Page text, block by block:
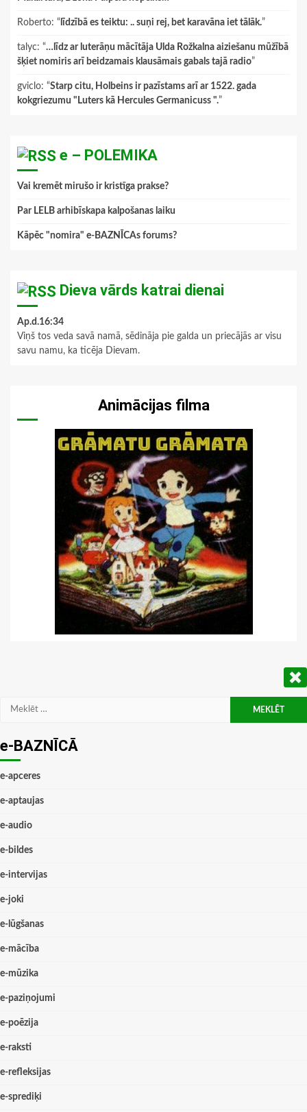
Roberto: “ līdzībā es teiktu: .. suņi rej, bet karavāna iet tālāk.”
talyc: “…līdz ar luterāņu mācītāja Ulda Rožkalna aiziešanu mūžībā
šķiet nomiris arī beidzamais klausāmais gabals tajā radio”
gviclo: “Starp citu, Holbeins ir pazīstams arī ar 1522. gada
kokgriezumu "Luters kā Hercules Germanicuss ".”
e – POLEMIKA
Vai kremēt mirušo ir kristīga prakse?
Par LELB arhibīskapa kalpošanas laiku
Kāpēc "nomira" e-BAZNĪCAs forums?
Dieva vārds katrai dienai
Ap.d.16:34
Viņš tos veda savā namā, sēdināja pie galda un priecājās ar visu
savu namu, ka ticēja Dievam.
Animācijas filma
Meklēt:
e-BAZNĪCĀ
e-apceres
e-aptaujas
e-audio
e-bildes
e-intervijas
e-joki
e-lūgšanas
e-mācība
e-mūzika
e-paziņojumi
e-poēzija
e-raksti
e-refleksijas
e-sprediķi